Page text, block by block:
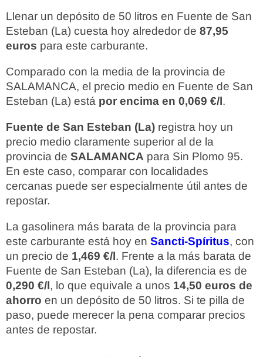
Llenar un depósito de 50 litros en Fuente de San
Esteban (La) cuesta hoy alrededor de 87,95
euros para este carburante.
Comparado con la media de la provincia de
SALAMANCA, el precio medio en Fuente de San
Esteban (La) está por encima en 0,069 €/l.
Fuente de San Esteban (La) registra hoy un
precio medio claramente superior al de la
provincia de SALAMANCA para Sin Plomo 95.
En este caso, comparar con localidades
cercanas puede ser especialmente útil antes de
repostar.
La gasolinera más barata de la provincia para
este carburante está hoy en Sancti-Spíritus, con
un precio de 1,469 €/l. Frente a la más barata de
Fuente de San Esteban (La), la diferencia es de
0,290 €/l, lo que equivale a unos 14,50 euros de
ahorro en un depósito de 50 litros. Si te pilla de
paso, puede merecer la pena comparar precios
antes de repostar.